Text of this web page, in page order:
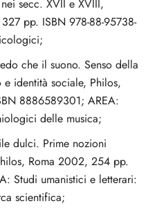
secc. XVII e XVIII,
pp. ISBN 978-88-95738-
che il suono. Senso della
identità sociale, Philos,
8886589301; AREA:
delle musica;
dulci. Prime nozioni
Roma 2002, 254 pp.
Studi umanistici e letterari:
scientifica;